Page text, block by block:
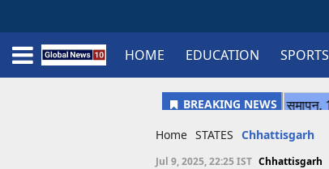
Home
Schedule
STATES
Sports
Gallery
Soccer
Upcoming Events
BPL
Fixtures
Pink Test
Look Around
Contact Us
About Us HOME EDUCATION SPORTS
Home STATES Chhattisgarh
Jul 9, 2025, 22:25 IST Chhattisgarh